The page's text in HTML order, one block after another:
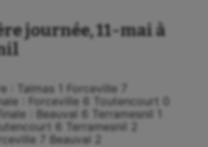
journée, 11-mai à
: Talmas 1 Forceville 7
: Forceville 6 Toutencourt 0
: Beauval 6 Terramesnil 1
6 Terramesnil 2
7 Beauval 2